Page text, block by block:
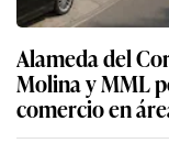
Alameda del
Molina y MML
comercio en